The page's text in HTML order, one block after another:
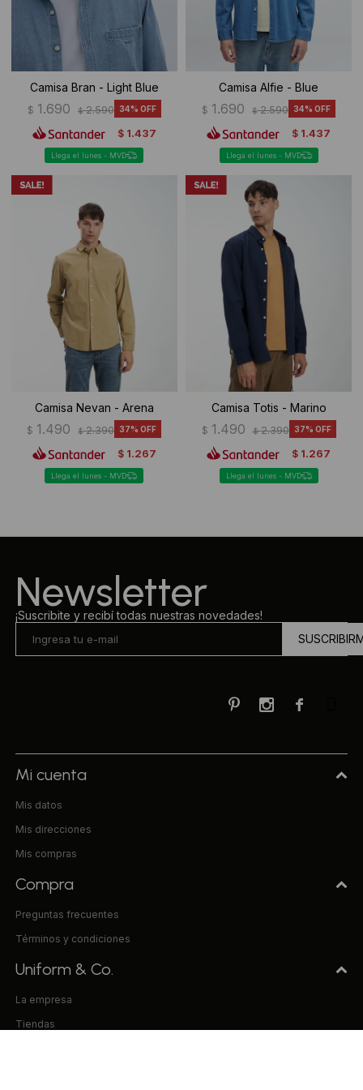
Camisa Bran - Light Blue
$ 1.690 $ 2.590 34
$ 1.437
Llega el lunes - MVD
Camisa Alfie - Blue
$ 1.690 $ 2.590 34
$ 1.437
Llega el lunes - MVD
Camisa Nevan - Arena
$ 1.490 $ 2.390 37
$ 1.267
Llega el lunes - MVD
Camisa Totis - Marino
$ 1.490 $ 2.390 37
$ 1.267
Llega el lunes - MVD
Newsletter
¡Suscribite y recibí todas nuestras novedades!

 
Mi cuenta
Mis datos
Mis direcciones
Mis compras
Compra
Preguntas frecuentes
Términos y condiciones
Uniform & Co.
La empresa
Tiendas